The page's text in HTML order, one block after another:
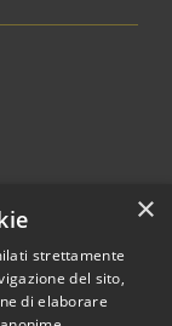
×
strettamente
del sito,
di elaborare